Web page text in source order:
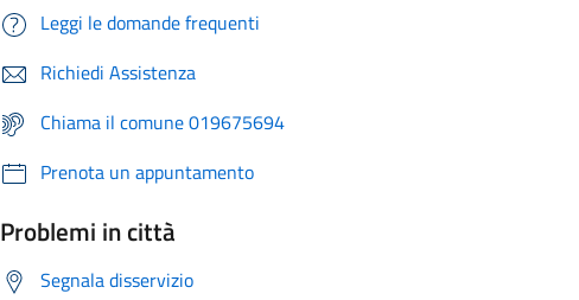
Leggi le domande frequenti
Richiedi Assistenza
Chiama il comune 019675694
Prenota un appuntamento
Problemi in città
Segnala disservizio